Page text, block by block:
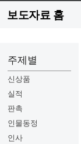
보도자료 홈
주제별
신상품
실적
판촉
인물동정
인사